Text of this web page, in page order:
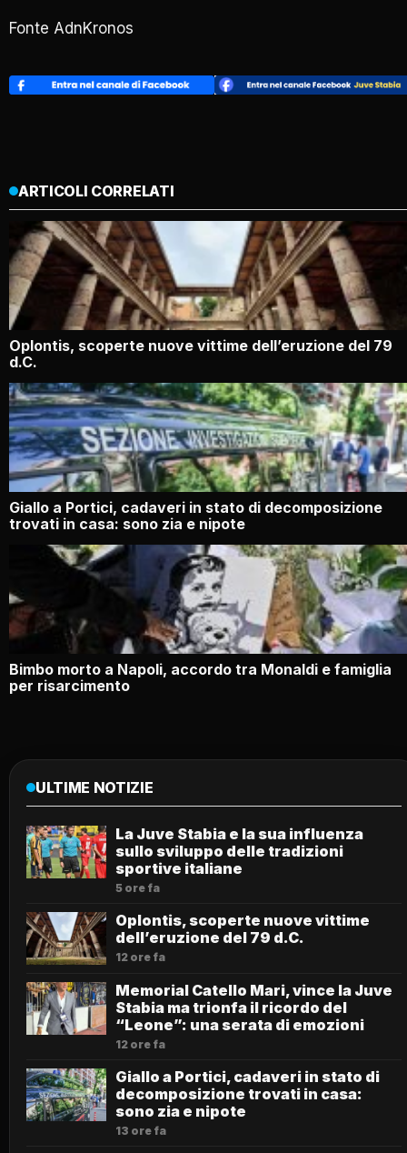
Fonte AdnKronos
ARTICOLI CORRELATI
Oplontis, scoperte nuove vittime dell’eruzione del 79
d.C.
Giallo a Portici, cadaveri in stato di decomposizione
trovati in casa: sono zia e nipote
Bimbo morto a Napoli, accordo tra Monaldi e famiglia
per risarcimento
ULTIME NOTIZIE
La Juve Stabia e la sua influenza
sullo sviluppo delle tradizioni
sportive italiane
5 ore fa
Oplontis, scoperte nuove vittime
dell’eruzione del 79 d.C.
12 ore fa
Memorial Catello Mari, vince la Juve
Stabia ma trionfa il ricordo del
“Leone”: una serata di emozioni
12 ore fa
Giallo a Portici, cadaveri in stato di
decomposizione trovati in casa:
sono zia e nipote
13 ore fa